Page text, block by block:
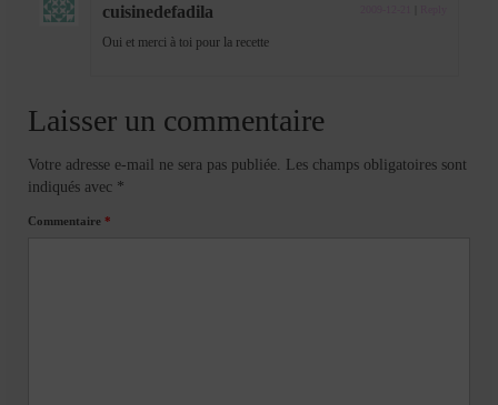
cuisinedefadila
Oui et merci à toi pour la recette
Laisser un commentaire
Votre adresse e-mail ne sera pas publiée.
Les champs obligatoires sont
indiqués avec *
Commentaire *